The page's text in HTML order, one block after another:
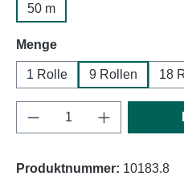
50 m
Mengeauswählen
1 Rolle 9 Rollen 18
Produkt Anzahl:
Produktnummer: 10183.8